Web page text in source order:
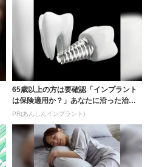
65歳以上の方は要確認「インプラント
は保険適用か？」あなたに沿った治療
法や費用を...
PR(あんしんインプラント)